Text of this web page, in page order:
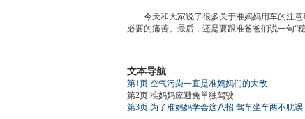
今天和大家说了很多关于准妈妈用车的注意
必要的痛苦。最后，还是要跟准爸爸们说一句“
文本导航
第1页:空气污染一直是准妈妈们的大敌
第2页:准妈妈应避免单独驾驶
第3页:为了准妈妈学会这八招 驾车坐车两不耽误